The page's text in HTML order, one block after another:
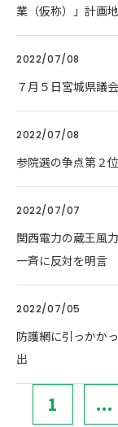
業（仮称）」計画
2022/07/08
７月５日宮城県議
2022/07/08
参院選の争点第２
2022/07/07
関西電力の蔵王風
一斉に反対を明言
2022/07/05
防護網に引っかか
出
1 ...